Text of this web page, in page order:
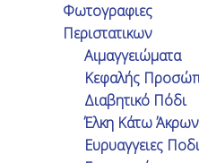
Φωτογραφιες
Περιστατικων
Αιμαγγειώματα
Κεφαλής
Διαβητικό Πόδι
Έλκη Κάτω Άκρων
Ευρυαγγειες
Σορολοπίδου
Είχα πρόβλημα
πόδι μου το
πονούσε .
ενδοαυλικό laser
άλλο πόδι!!